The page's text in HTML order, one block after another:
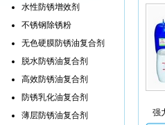
水性防锈增效剂
不锈钢除锈粉
无色硬膜防锈油复合剂
脱水防锈油复合剂
高效防锈油复合剂
防锈乳化油复合剂
薄层防锈油复合剂
强